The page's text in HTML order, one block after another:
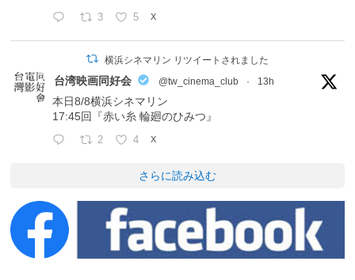
3 5 X
横浜シネマリン リツイートされました
台湾映画同好会 @tw_cinema_club · 13h
本日8/8横浜シネマリン
17:45回『赤い糸 輪廻のひみつ』
2 4 X
さらに読み込む